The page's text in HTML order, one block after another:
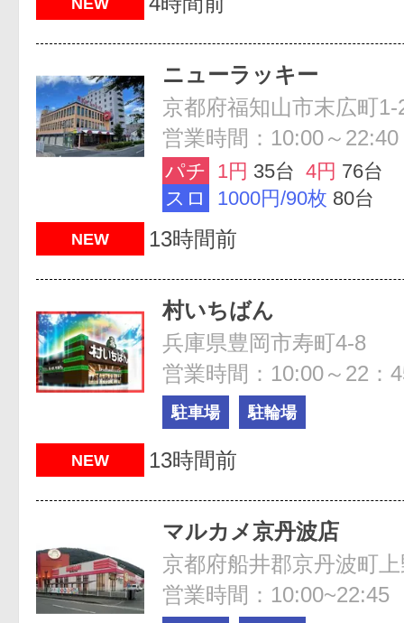
ニューラッキー
京都府福知山市末広町1-
営業時間：10:00～22:40
パチ 1円 35台 4円 76台
スロ
1000円/90枚 80台
NEW 13時間前
村いちばん
兵庫県豊岡市寿町4-8
営業時間：10:00～22：
駐車場 駐輪場
NEW 13時間前
マルカメ京丹波店
京都府船井郡京丹波町
営業時間：10:00~22:45